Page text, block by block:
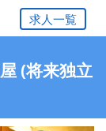
求人一覧
(将来独立